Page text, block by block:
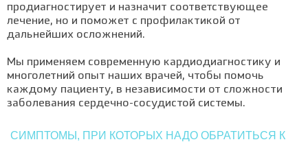
продиагностирует и назначит соответствующее
лечение, но и поможет с профилактикой от
дальнейших осложнений.
Мы применяем современную кардиодиагностику и
многолетний опыт наших врачей, чтобы помочь
каждому пациенту, в независимости от сложности
заболевания сердечно-сосудистой системы.
СИМПТОМЫ, ПРИ КОТОРЫХ НАДО ОБРАТИТЬСЯ К